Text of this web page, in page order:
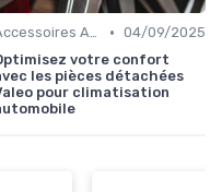
Accessoires Auto • 04/09/2025
votre confort
les pièces détachées
pour climatisation